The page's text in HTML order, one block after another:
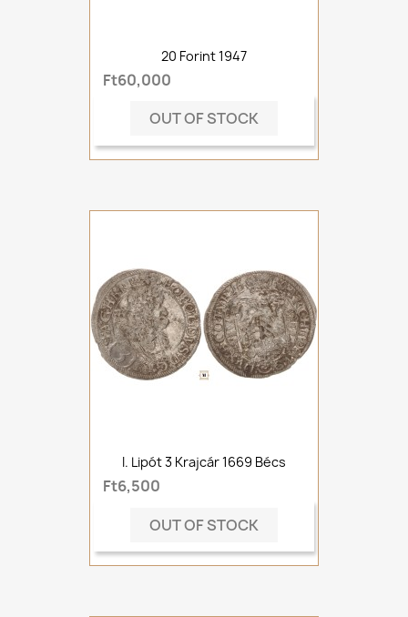
20 Forint 1947
Ft60,000
OUT OF STOCK
I. Lipót 3 Krajcár 1669 Bécs
Ft6,500
OUT OF STOCK